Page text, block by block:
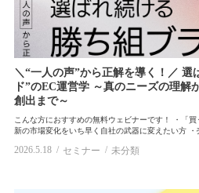
＼“一人の声”から正解を導く！／ 選
ド”のEC運営学 ～真のニーズの理
創出まで～
こんな方におすすめの無料ウェビナーです！ ・「
新の市場変化をいち早く自社の武器に変えたい方 ・
2026.5.18 セミナー 未分類